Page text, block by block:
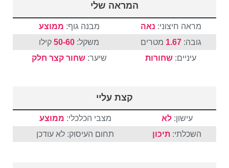
המראה שלי
מראה חיצוני: נאה מבנה גוף: ממוצע
גובה:1.67 מטרים משקל: 50-60 קילו
עיניים: שחורות שיער:שחור קצר חלק
קצת עליי
עישון:לא מצבי הכלכלי: ממוצע
השכלתי: תיכון תחום העיסוק: לא עודכן